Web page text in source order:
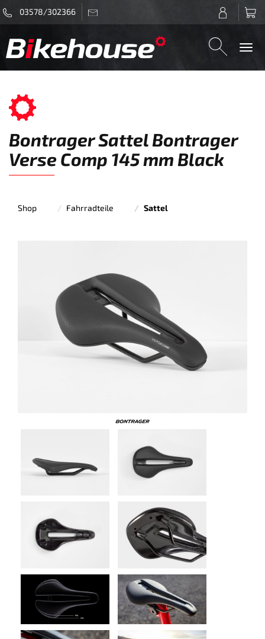
03578/302366
Bontrager Sattel Bontrager
Verse Comp 145 mm Black
Shop Fahrradteile Sattel